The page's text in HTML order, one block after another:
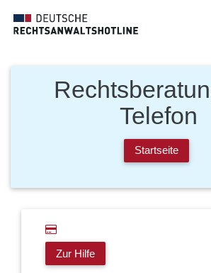
Telefon
Startseite
Zur Hilfe